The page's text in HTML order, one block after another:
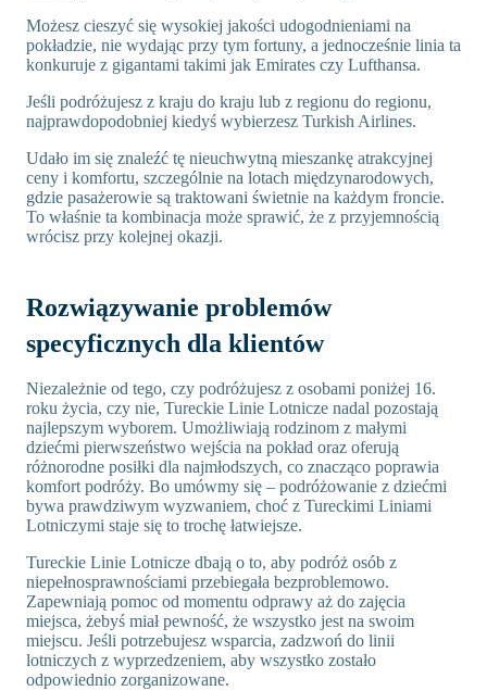
Możesz cieszyć się wysokiej jakości udogodnieniami na
pokładzie, nie wydając przy tym fortuny, a jednocześnie linia ta
konkuruje z gigantami takimi jak Emirates czy Lufthansa.
Jeśli podróżujesz z kraju do kraju lub z regionu do regionu,
najprawdopodobniej kiedyś wybierzesz Turkish Airlines.
Udało im się znaleźć tę nieuchwytną mieszankę atrakcyjnej
ceny i komfortu, szczególnie na lotach międzynarodowych,
gdzie pasażerowie są traktowani świetnie na każdym froncie.
To właśnie ta kombinacja może sprawić, że z przyjemnością
wrócisz przy kolejnej okazji.
Rozwiązywanie problemów
specyficznych dla klientów
Niezależnie od tego, czy podróżujesz z osobami poniżej 16.
roku życia, czy nie, Tureckie Linie Lotnicze nadal pozostają
najlepszym wyborem. Umożliwiają rodzinom z małymi
dziećmi pierwszeństwo wejścia na pokład oraz oferują
różnorodne posiłki dla najmłodszych, co znacząco poprawia
komfort podróży. Bo umówmy się – podróżowanie z dziećmi
bywa prawdziwym wyzwaniem, choć z Tureckimi Liniami
Lotniczymi staje się to trochę łatwiejsze.
Tureckie Linie Lotnicze dbają o to, aby podróż osób z
niepełnosprawnościami przebiegała bezproblemowo.
Zapewniają pomoc od momentu odprawy aż do zajęcia
miejsca, żebyś miał pewność, że wszystko jest na swoim
miejscu. Jeśli potrzebujesz wsparcia, zadzwoń do linii
lotniczych z wyprzedzeniem, aby wszystko zostało
odpowiednio zorganizowane.